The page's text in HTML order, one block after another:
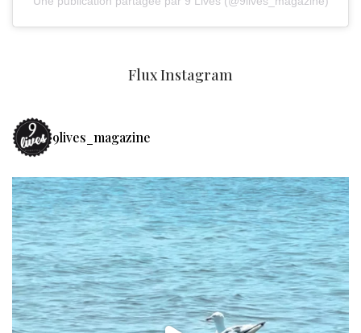
Flux Instagram
9lives_magazine